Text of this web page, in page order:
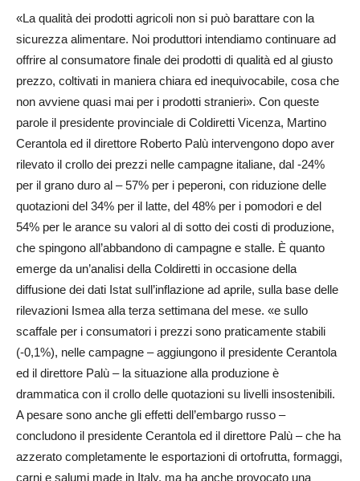
«La qualità dei prodotti agricoli non si può barattare con la
sicurezza alimentare. Noi produttori intendiamo continuare ad
offrire al consumatore finale dei prodotti di qualità ed al giusto
prezzo, coltivati in maniera chiara ed inequivocabile, cosa che
non avviene quasi mai per i prodotti stranieri». Con queste
parole il presidente provinciale di Coldiretti Vicenza, Martino
Cerantola ed il direttore Roberto Palù intervengono do­po aver
rilevato il crollo dei prezzi nelle campagne italiane, dal -24%
per il grano duro al – 57% per i peperoni, con riduzione delle
quotazioni del 34% per il latte, del 48% per i pomodori e del
54% per le arance su valori al di sotto dei costi di produzione,
che spingono all’abbandono di campagne e stalle. È quanto
emerge da un’analisi della Coldiretti in occasione della
diffusione dei dati Istat sull’inflazione ad aprile, sulla base delle
rilevazioni Ismea alla terza settimana del mese. «e sullo
scaffale per i consumatori i prezzi sono praticamente stabili
(-0,1%), nelle campagne – aggiungono il presidente Cerantola
ed il direttore Palù – la situazione alla produzione è
drammatica con il crollo delle quotazioni su livelli insostenibili.
A pesare sono anche gli effetti dell’embargo russo –
concludono il presidente Cerantola ed il direttore Palù – che ha
azzerato completamente le esportazioni di ortofrutta, formaggi,
carni e salumi made in Italy, ma ha anche provocato una